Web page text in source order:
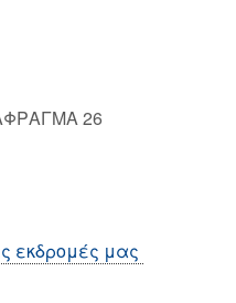
26
εκδρομές μας